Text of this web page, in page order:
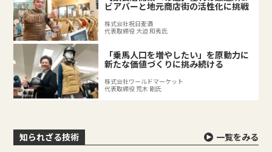
ビアバーと地元商店街の活性化に挑戦
株式会社祝日麦酒
代表取締役 大迫 和秀氏
「乗馬人口を増やしたい」を原動力に
新たな価値づくりに挑み続ける
株式会社ワールドマーケット
代表取締役 荒木 剛氏
知られざる技術 一覧をみる